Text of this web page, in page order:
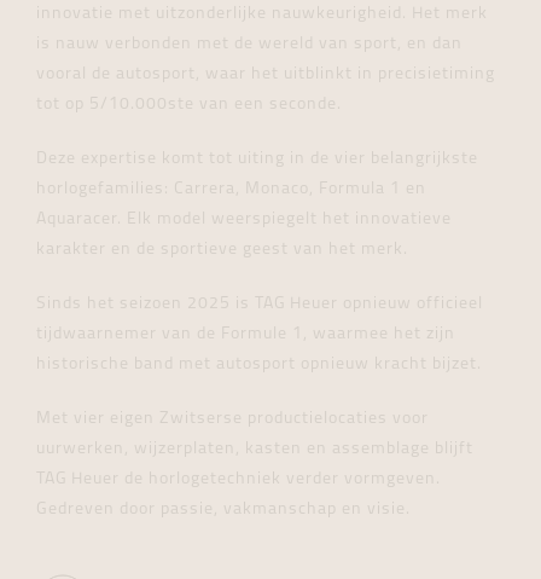
innovatie met uitzonderlijke nauwkeurigheid. Het merk
is nauw verbonden met de wereld van sport, en dan
vooral de autosport, waar het uitblinkt in precisietiming
tot op 5/10.000ste van een seconde.
Deze expertise komt tot uiting in de vier belangrijkste
horlogefamilies: Carrera, Monaco, Formula 1 en
Aquaracer. Elk model weerspiegelt het innovatieve
karakter en de sportieve geest van het merk.
Sinds het seizoen 2025 is TAG Heuer opnieuw officieel
tijdwaarnemer van de Formule 1, waarmee het zijn
historische band met autosport opnieuw kracht bijzet.
Met vier eigen Zwitserse productielocaties voor
uurwerken, wijzerplaten, kasten en assemblage blijft
TAG Heuer de horlogetechniek verder vormgeven.
Gedreven door passie, vakmanschap en visie.